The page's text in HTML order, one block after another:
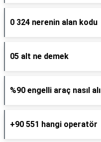
0 324 nerenin alan kodu
05 alt ne demek
%90 engelli araç nasıl
+90 551 hangi operatör